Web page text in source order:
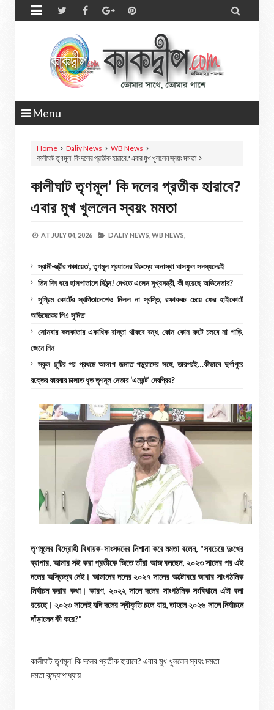
 
Menu
Home Daliy News
WB News
কালীঘাট তৃণমূল’ কি দলের প্রতীক হারাবে? এবার মুখ খুললেন স্বয়ং মমতা
কালীঘাট তৃণমূল’ কি দলের প্রতীক হারাবে?
এবার মুখ খুললেন স্বয়ং মমতা
AT JULY 04, 2026 DALIY NEWS, WB NEWS,
স্বামী-স্ত্রীর পঞ্চায়েত’, তৃণমূল প্রধানের বিরুদ্ধে অনাস্থা ঘাসফুল সদস্যদেরই
তিন দিন ধরে হাসপাতালে মিঠুন! দেখতে এলেন মুখ্যমন্ত্রী, কী হয়েছে অভিনেতার?
সুপ্রিম কোর্টের স্থগিতাদেশেও মিলল না স্বস্তি, রক্ষাকবচ চেয়ে ফের হাইকোর্টে
অভিষেকের পিএ সুমিত
সোমবার কলকাতার একাধিক রাস্তা থাকবে বন্ধ, কোন কোন রুটে চলবে না গাড়ি,
জেনে নিন
স্কুল ছুটির পর প্রথমে আলাপ জমাত পড়ুয়াদের সঙ্গে, তারপরই…কীভাবে দুর্গাপুরে
রক্তের কারবার চালাত ধৃত তৃণমূল নেতার ‘এজেন্ট’ দেবপ্রিয়?
তৃণমূলের বিদ্রোহী বিধায়ক-সাংসদদের নিশানা করে মমতা বলেন, "সবচেয়ে দুঃখের
ব্যাপার, আমার সই করা প্রতীকে জিতে তাঁরা আজ বলছেন, ২০২৩ সালের পর এই
দলের অস্তিত্ব নেই। আমাদের দলের ২০২৭ সালের অক্টোবরে আবার সাংগঠনিক
নির্বাচন করার কথা। কারণ, ২০২২ সালে দলের সাংগঠনিক সংবিধানে এটা বলা
রয়েছে। ২০২৩ সালেই যদি দলের স্বীকৃতি চলে যায়, তাহলে ২০২৬ সালে নির্বাচনে
দাঁড়ালেন কী করে?"
কালীঘাট তৃণমূল' কি দলের প্রতীক হারাবে? এবার মুখ খুললেন স্বয়ং মমতা
মমতা বন্দ্যোপাধ্যায়